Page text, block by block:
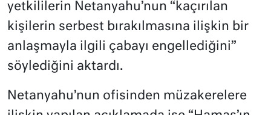
yetkililerin Netanyahu’nun “kaçırılan
kişilerin serbest bırakılmasına ilişkin bir
anlaşmayla ilgili çabayı engellediğini”
söylediğini aktardı.
Netanyahu’nun ofisinden müzakerelere